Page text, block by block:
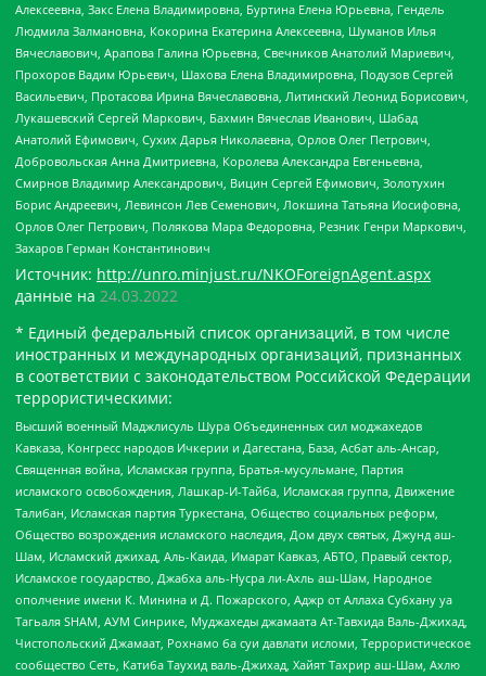
Алексеевна, Закс Елена Владимировна, Буртина Елена Юрьевна, Гендель
Людмила Залмановна, Кокорина Екатерина Алексеевна, Шуманов Илья
Вячеславович, Арапова Галина Юрьевна, Свечников Анатолий Мариевич,
Прохоров Вадим Юрьевич, Шахова Елена Владимировна, Подузов Сергей
Васильевич, Протасова Ирина Вячеславовна, Литинский Леонид Борисович,
Лукашевский Сергей Маркович, Бахмин Вячеслав Иванович, Шабад
Анатолий Ефимович, Сухих Дарья Николаевна, Орлов Олег Петрович,
Добровольская Анна Дмитриевна, Королева Александра Евгеньевна,
Смирнов Владимир Александрович, Вицин Сергей Ефимович, Золотухин
Борис Андреевич, Левинсон Лев Семенович, Локшина Татьяна Иосифовна,
Орлов Олег Петрович, Полякова Мара Федоровна, Резник Генри Маркович,
Захаров Герман Константинович
Источник: http://unro.minjust.ru/NKOForeignAgent.aspx
данные на 24.03.2022
* Единый федеральный список организаций, в том числе
иностранных и международных организаций, признанных
в соответствии с законодательством Российской Федерации
террористическими:
Высший военный Маджлисуль Шура Объединенных сил моджахедов
Кавказа, Конгресс народов Ичкерии и Дагестана, База, Асбат аль-Ансар,
Священная война, Исламская группа, Братья-мусульмане, Партия
исламского освобождения, Лашкар-И-Тайба, Исламская группа, Движение
Талибан, Исламская партия Туркестана, Общество социальных реформ,
Общество возрождения исламского наследия, Дом двух святых, Джунд аш-
Шам, Исламский джихад, Аль-Каида, Имарат Кавказ, АБТО, Правый сектор,
Исламское государство, Джабха аль-Нусра ли-Ахль аш-Шам, Народное
ополчение имени К. Минина и Д. Пожарского, Аджр от Аллаха Субхану уа
Тагьаля SHAM, АУМ Синрике, Муджахеды джамаата Ат-Тавхида Валь-Джихад,
Чистопольский Джамаат, Рохнамо ба суи давлати исломи, Террористическое
сообщество Сеть, Катиба Таухид валь-Джихад, Хайят Тахрир аш-Шам, Ахлю